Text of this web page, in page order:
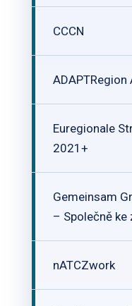
CCCN
ADAPTRegion
Euregionale
2021+
Gemeinsam
– Společně ke
nATCZwork